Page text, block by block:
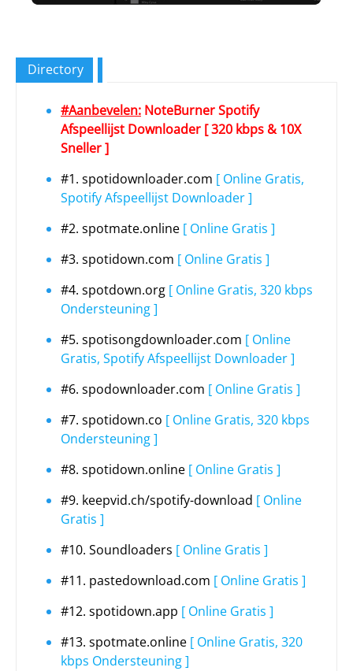
Directory
#Aanbevelen: NoteBurner Spotify
Afspeellijst Downloader [ 320 kbps & 10X
Sneller ]
#1. spotidownloader.com [ Online Gratis,
Spotify Afspeellijst Downloader ]
#2. spotmate.online [ Online Gratis ]
#3. spotidown.com [ Online Gratis ]
#4. spotdown.org [ Online Gratis, 320 kbps
Ondersteuning ]
#5. spotisongdownloader.com [ Online
Gratis, Spotify Afspeellijst Downloader ]
#6. spodownloader.com [ Online Gratis ]
#7. spotidown.co [ Online Gratis, 320 kbps
Ondersteuning ]
#8. spotidown.online [ Online Gratis ]
#9. keepvid.ch/spotify-download [ Online
Gratis ]
#10. Soundloaders [ Online Gratis ]
#11. pastedownload.com [ Online Gratis ]
#12. spotidown.app [ Online Gratis ]
#13. spotmate.online [ Online Gratis, 320
kbps Ondersteuning ]